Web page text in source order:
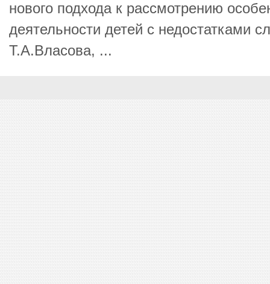
нового подхода к рассмотрению
деятельности детей с недостатками
Т.А.Власова, ...